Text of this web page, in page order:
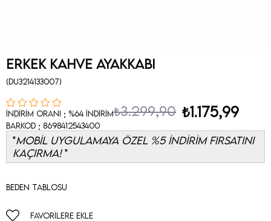
Erkek Kahve Ayakkabı
(DU3214133007)
İndirim Oranı : %64 İndirim₺3.299,90 ₺1.175,99
Barkod : 8698412543400
MOBİL UYGULAMAYA ÖZEL %5 İNDİRİM FIRSATINI
KAÇIRMA!
Beden Tablosu
FAVORILERE EKLE